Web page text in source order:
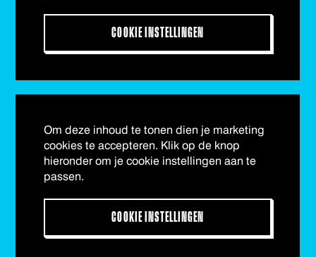
COOKIE INSTELLINGEN
Om deze inhoud te tonen dien je marketing
cookies te accepteren. Klik op de knop
hieronder om je cookie instellingen aan te
passen.
COOKIE INSTELLINGEN